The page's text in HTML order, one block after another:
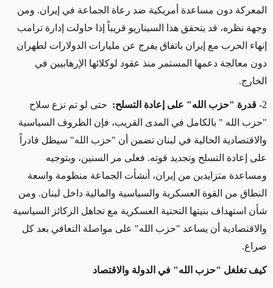
المعركة دون مساعدة أمريكية ضد رعاة الجماعة في إيران. ومن
وجهة نظره، قد يتحقق هذا السيناريو قريباً إذا حاولت إدارة ترامب
إنهاء الحرب مع إيران باتفاق يفرج عن مليارات الدولارات لطهران
دون معالجة دعمها المستمر منذ عقود لوكلائها الإرهابيين في
الخارج.
2- قدرة "حزب الله" على إعادة التسلح: حتى لو تم نزع سلاح
"حزب الله " بالكامل في المدى القريب، فإن الظروف السياسية
والاقتصادية الحالية في لبنان تضمن أن "حزب الله" سيظل قادراً
على إعادة التسلح وتجديد قوته. فعلى مر السنين، وبتوجيه
ومساعدة متزايدين من إيران، أنشأت الجماعة منظومة واسعة
النطاق من القوة العسكرية والسياسية والمالية داخل لبنان. ومن
شأن استهداف بنيتها التحتية العسكرية مع تجاهل الركائز السياسية
والاقتصادية أن يساعد "حزب الله" على مواصلة التعافي بعد كل
صراع.
كيف تغلغل "حزب الله" في الدولة والاقتصاد